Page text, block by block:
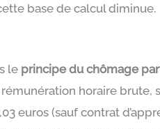
base de calcul diminue.
le principe du chômage
horaire brute,
euros (sauf contrat